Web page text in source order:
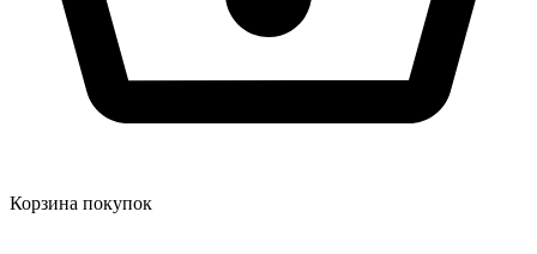
Корзина покупок